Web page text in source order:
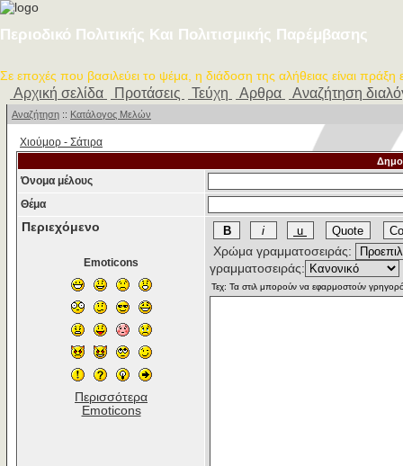
Περιοδικό Πολιτικής Και Πολιτισμικής Παρέμβασης
Σε εποχές που βασιλεύει το ψέμα, η διάδοση της αλήθειας είναι πράξη
Αρχική σελίδα Προτάσεις Τεύχη Αρθρα Αναζήτηση
Αναζήτηση :: Κατάλογος Μελών
Χιούμορ - Σάτιρα
Όνομα μέλους
Θέμα
Περιεχόμενο
Emoticons
Περισσότερα
Emoticons
Χρώμα γραμματοσειράς:
γραμματοσειράς: